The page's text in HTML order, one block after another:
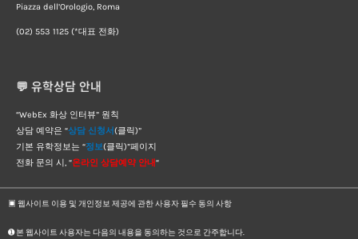
Piazza dell’Orologio, Roma
(02) 553 1125 (*대표 전화)
💬 유학상담 안내
“WebEx 화상 인터뷰” 원칙
상담 예약은 “상담 신청서(클릭)”
기본 유학정보는 “정보(클릭)”페이지
전화 문의 시, “온라인 상담예약 안내“
▣ 웹사이트 이용 및 개인정보 제공에 관한 사용자 필수 동의 사항
➊ 본 웹사이트 사용자는 다음의 내용을 동의하는 것으로 간주합니다.